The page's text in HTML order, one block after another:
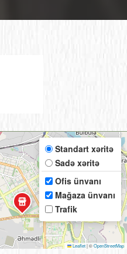
Standart xəritə
Sadə xəritə
Ofis ünvanı
Mağaza ünvanı
Trafik
Leaflet|©OpenStreetMap